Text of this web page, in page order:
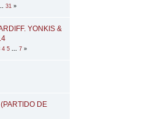
31 »
YONKIS &
4 5 7 »
DE